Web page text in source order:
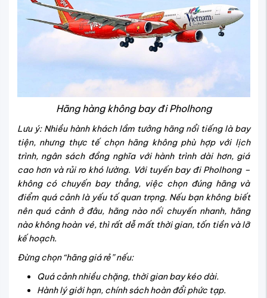
Hãng hàng không bay đi Pholhong
Lưu ý: Nhiều hành khách lầm tưởng hãng nổi tiếng là bay
tiện, nhưng thực tế chọn hãng không phù hợp với lịch
trình, ngân sách đồng nghĩa với hành trình dài hơn, giá
cao hơn và rủi ro khó lường. Với tuyến bay đi Pholhong –
không có chuyến bay thẳng, việc chọn đúng hãng và
điểm quá cảnh là yếu tố quan trọng. Nếu bạn không biết
nên quá cảnh ở đâu, hãng nào nối chuyến nhanh, hãng
nào không hoàn vé, thì rất dễ mất thời gian, tốn tiền và lỡ
kế hoạch.
Đừng chọn “hãng giá rẻ” nếu:
Quá cảnh nhiều chặng, thời gian bay kéo dài.
Hành lý giới hạn, chính sách hoàn đổi phức tạp.